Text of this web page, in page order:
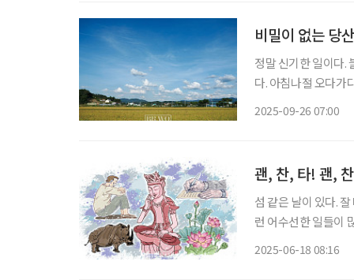
비밀이 없는 당
정말 신기한 일이다.
다. 아침나절 오다가
2025-09-26 07:00
괜, 찬, 타! 괜,
섬 같은 날이 있다.
런 어수선한 일들이
2025-06-18 08:16